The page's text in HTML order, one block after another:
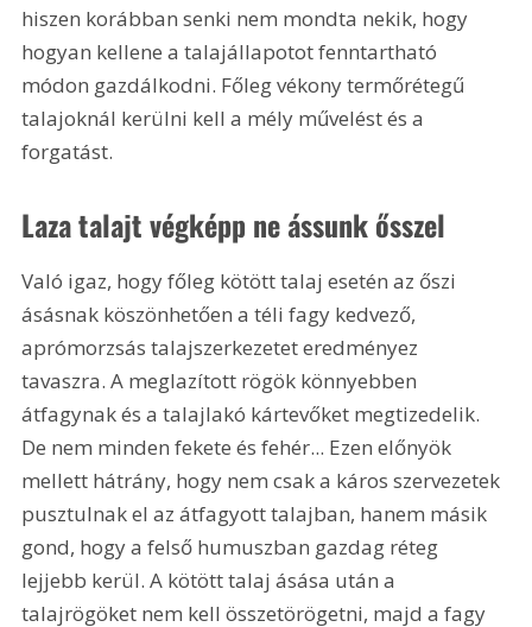
hiszen korábban senki nem mondta nekik, hogy
hogyan kellene a talajállapotot fenntartható
módon gazdálkodni. Főleg vékony termőrétegű
talajoknál kerülni kell a mély művelést és a
forgatást.
Laza talajt végképp ne ássunk ősszel
Való igaz, hogy főleg kötött talaj esetén az őszi
ásásnak köszönhetően a téli fagy kedvező,
aprómorzsás talajszerkezetet eredményez
tavaszra. A meglazított rögök könnyebben
átfagynak és a talajlakó kártevőket megtizedelik.
De nem minden fekete és fehér... Ezen előnyök
mellett hátrány, hogy nem csak a káros szervezetek
pusztulnak el az átfagyott talajban, hanem másik
gond, hogy a felső humuszban gazdag réteg
lejjebb kerül. A kötött talaj ásása után a
talajrögöket nem kell összetörögetni, majd a fagy